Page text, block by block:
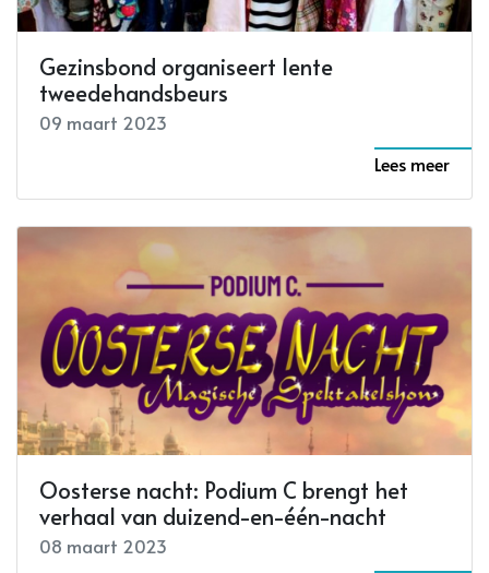
Gezinsbond organiseert lente
tweedehandsbeurs
09 maart 2023
Lees meer
Oosterse nacht: Podium C brengt het
verhaal van duizend-en-één-nacht
08 maart 2023